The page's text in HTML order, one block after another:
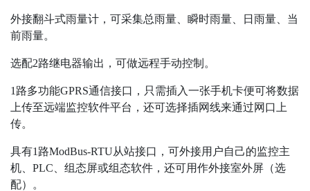
外接翻斗式雨量计，可采集总雨量、瞬时雨量、日雨量、当
前雨量。
选配2路继电器输出，可做远程手动控制。
1路多功能GPRS通信接口，只需插入一张手机卡便可将数据
上传至远端监控软件平台，还可选择插网线来通过网口上
传。
具有1路ModBus-RTU从站接口，可外接用户自己的监控主
机、PLC、组态屏或组态软件，还可用作外接室外屏（选
配）。